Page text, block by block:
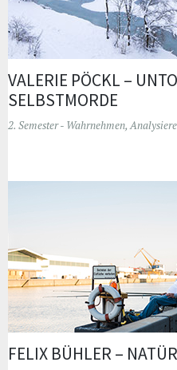
VALERIE PÖCKL –
SELBSTMORDE
2. Semester - Wahrnehmen,
FELIX BÜHLER –